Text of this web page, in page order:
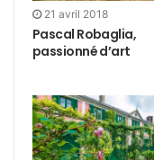
21 avril 2018
Pascal Robaglia,
passionné d’art